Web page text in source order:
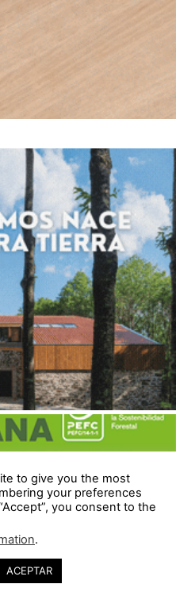
to give you the most
your preferences
you consent to the
.
ACEPTAR